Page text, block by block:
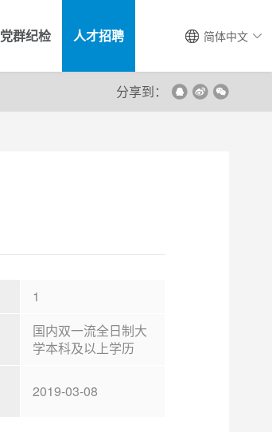
简体中文
党群纪检 人才招聘
分享到：
1
国内双一流全日制大
学本科及以上学历
2019-03-08